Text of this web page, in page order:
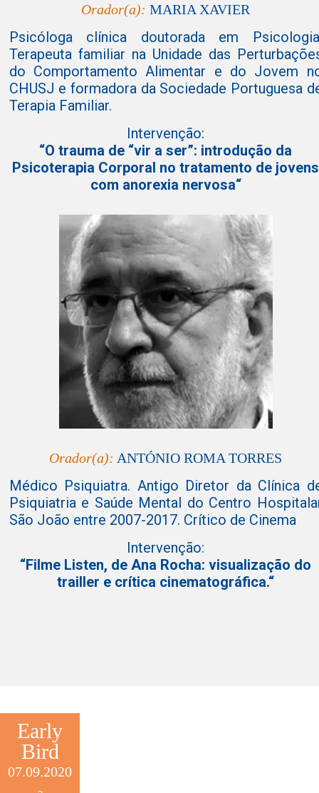
Orador(a): MARIA XAVIER
Psicóloga clínica doutorada em
Terapeuta familiar na Unidade das
do Comportamento Alimentar e do Jovem
CHUSJ e formadora da Sociedade Portuguesa
Terapia Familiar.
Intervenção:
“O trauma de “vir a ser”: introdução da
Psicoterapia Corporal no tratamento de jovens
com anorexia nervosa“
Orador(a): ANTÓNIO ROMA TORRES
Médico Psiquiatra. Antigo Diretor da Clínica
Psiquiatria e Saúde Mental do Centro
São João entre 2007-2017. Crítico de Cinema
Intervenção:
“Filme Listen, de Ana Rocha: visualização do
trailler e crítica cinematográfica.“
DATA
Early
Bird
07.09.2020